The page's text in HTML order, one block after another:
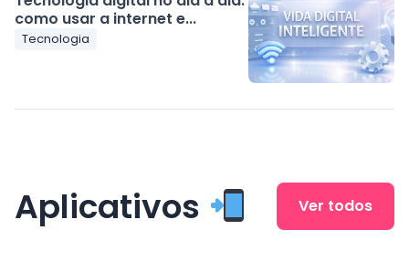
como usar a internet e...
Tecnologia
Aplicativos Ver todos